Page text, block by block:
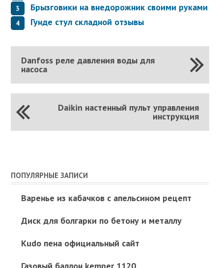
Брызговики на внедорожник своими руками
Гунде стул складной отзывы
Danfoss реле давления воды для
насоса
Daikin настенный пульт управления
инструкция
ПОПУЛЯРНЫЕ ЗАПИСИ
Варенье из кабачков с апельсином рецепт
Диск для болгарки по бетону и металлу
Kudo пена официальный сайт
Газовый баллон kemper 1120